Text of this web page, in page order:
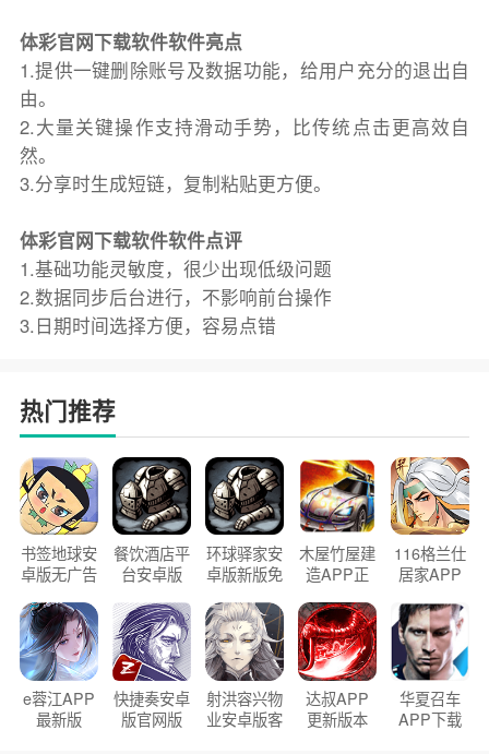
体彩官网下载软件软件亮点
1.提供一键删除账号及数据功能，给用户充分的退出自
由。
2.大量关键操作支持滑动手势，比传统点击更高效自
然。
3.分享时生成短链，复制粘贴更方便。
体彩官网下载软件软件点评
1.基础功能灵敏度，很少出现低级问题
2.数据同步后台进行，不影响前台操作
3.日期时间选择方便，容易点错
热门推荐
书签地球安
卓版无广告
餐饮酒店平
台安卓版
环球驿家安
卓版新版免
木屋竹屋建
造APP正
116格兰仕
居家APP
e蓉江APP
最新版
快捷奏安卓
版官网版
射洪容兴物
业安卓版客
达叔APP
更新版本
华夏召车
APP下载